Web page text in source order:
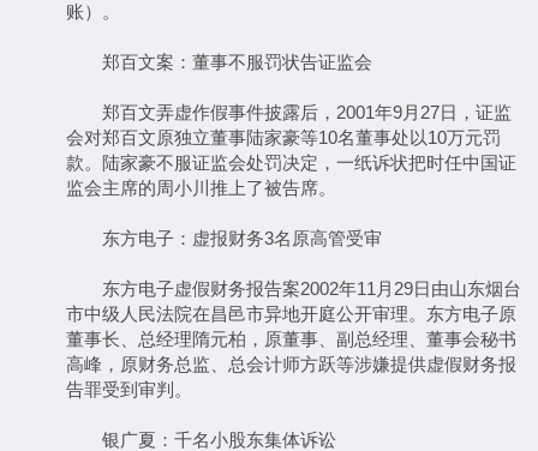
账）。
郑百文案：董事不服罚状告证监会
郑百文弄虚作假事件披露后，2001年9月27日，证监
会对郑百文原独立董事陆家豪等10名董事处以10万元罚
款。陆家豪不服证监会处罚决定，一纸诉状把时任中国证
监会主席的周小川推上了被告席。
东方电子：虚报财务3名原高管受审
东方电子虚假财务报告案2002年11月29日由山东烟台
市中级人民法院在昌邑市异地开庭公开审理。东方电子原
董事长、总经理隋元柏，原董事、副总经理、董事会秘书
高峰，原财务总监、总会计师方跃等涉嫌提供虚假财务报
告罪受到审判。
银广夏：千名小股东集体诉讼